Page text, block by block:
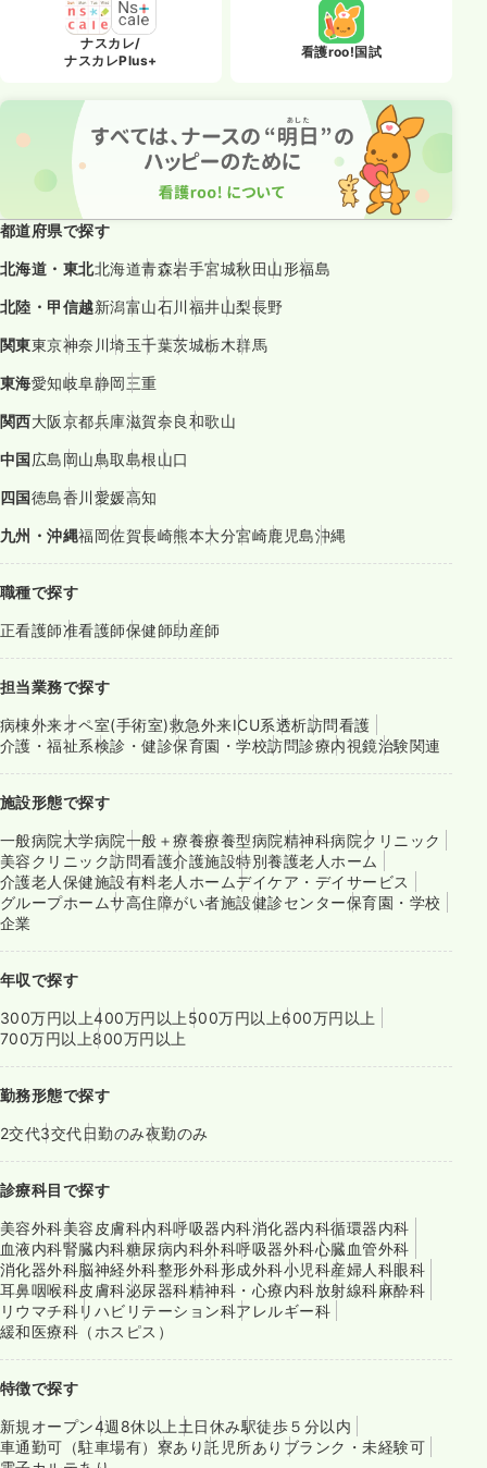
ナスカレ/
ナスカレPlus+
看護roo!国試
都道府県で探す
北海道・東北北海道青森岩手宮城秋田山形福島
北陸・甲信越新潟富山石川福井山梨長野
関東東京神奈川埼玉千葉茨城栃木群馬
東海愛知岐阜静岡三重
関西大阪京都兵庫滋賀奈良和歌山
中国広島岡山鳥取島根山口
四国徳島香川愛媛高知
九州・沖縄福岡佐賀長崎熊本大分宮崎鹿児島沖縄
職種で探す
正看護師准看護師保健師助産師
担当業務で探す
病棟外来オペ室(手術室)救急外来ICU系透析訪問看護
介護・福祉系検診・健診保育園・学校訪問診療内視鏡治験関連
施設形態で探す
一般病院大学病院一般＋療養療養型病院精神科病院クリニック
美容クリニック訪問看護介護施設特別養護老人ホーム
介護老人保健施設有料老人ホームデイケア・デイサービス
グループホームサ高住障がい者施設健診センター保育園・学校
企業
年収で探す
300万円以上400万円以上 500万円以上600万円以上
700万円以上800万円以上
勤務形態で探す
2交代3交代日勤のみ夜勤のみ
診療科目で探す
美容外科美容皮膚科内科呼吸器内科消化器内科循環器内科
血液内科腎臓内科糖尿病内科外科呼吸器外科心臓血管外科
消化器外科脳神経外科整形外科形成外科小児科産婦人科眼科
耳鼻咽喉科皮膚科泌尿器科精神科・心療内科放射線科麻酔科
リウマチ科リハビリテーション科アレルギー科
緩和医療科（ホスピス）
特徴で探す
新規オープン4週8休以上 土日休み駅徒歩５分以内
車通勤可（駐車場有） 寮あり託児所あり ブランク・未経験可